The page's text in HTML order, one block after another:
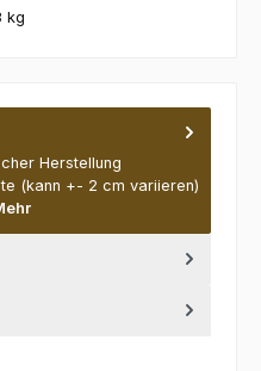
kg
Herstellung
(kann +- 2 cm variieren)